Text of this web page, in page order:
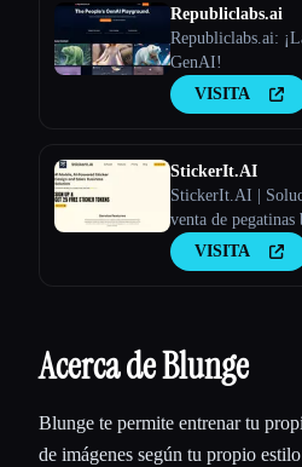
Republiclabs.ai
Republiclabs.ai:
GenAI!
VISITA
StickerIt.AI
StickerIt.AI |
venta de pegatinas
VISITA
Acerca de Blunge
Blunge te permite entrenar tu
de imágenes según tu propio